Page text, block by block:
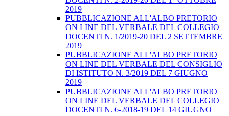
2019
PUBBLICAZIONE ALL'ALBO PRETORIO
ON LINE DEL VERBALE DEL COLLEGIO
DOCENTI N. 1/2019-20 DEL 2 SETTEMBRE
2019
PUBBLICAZIONE ALL'ALBO PRETORIO
ON LINE DEL VERBALE DEL CONSIGLIO
DI ISTITUTO N. 3/2019 DEL 7 GIUGNO
2019
PUBBLICAZIONE ALL'ALBO PRETORIO
ON LINE DEL VERBALE DEL COLLEGIO
DOCENTI N. 6-2018-19 DEL 14 GIUGNO